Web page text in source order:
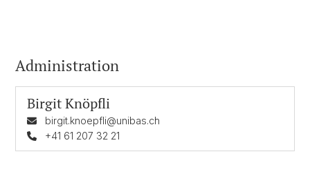
Administration
Birgit Knöpfli
birgit.knoepfli@unibas.ch
+41 61 207 32 21